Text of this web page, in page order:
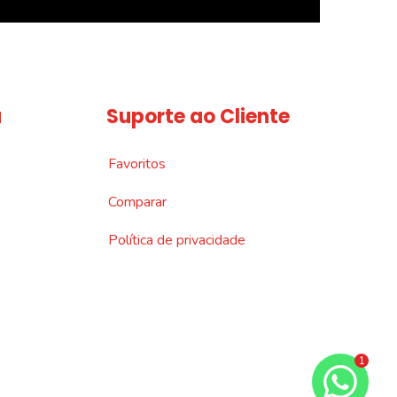
Suporte ao Cliente
Favoritos
Comparar
Política de privacidade
1